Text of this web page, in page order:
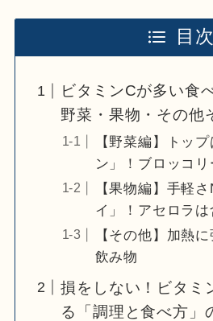
目次
ビタミンCが多い食
野菜・果物・その他
【野菜編】トッ
ン」！ブロッコ
【果物編】手軽
イ」！アセロラ
【その他】加熱
飲み物
損をしない！ビタミ
る「調理と食べ方」